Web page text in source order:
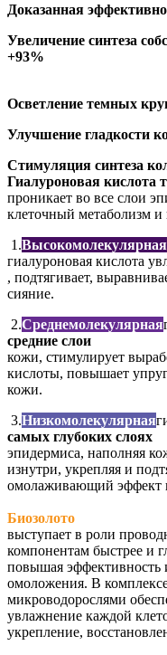
Доказанная
Увеличение синтеза
+93%
Осветление темных
Улучшение гладкости
Стимуляция синтеза
Гиалуроновая кислота
проникает во все слои
клеточный метаболизм и
1.Высокомолекулярная
гиалуроновая кислота
, подтягивает,
сияние.
2.Среднемолекулярная
средние слои
кожи, стимулирует
кислоты, повышает
кожи.
3.Низкомолекулярная
самых глубоких слоях
эпидермиса, наполняя
изнутри, укрепляя и
омолаживающий эффект
Биозолото
выступает в роли
компонентам быстрее и
повышая эффективность
омоложения. В
микроводорослями
увлажнение каждой
укрепление,